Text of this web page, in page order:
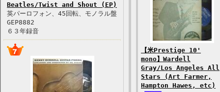
Beatles/Twist and Shout (EP)
英パーロフォン、45回転、モノラル盤
GEP8882
６３年録音
【米Prestige 10'
mono】Wardell
Gray/Los Angeles All
Stars (Art Farmer,
Hampton Hawes, etc)